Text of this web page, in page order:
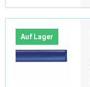
Auf Lager